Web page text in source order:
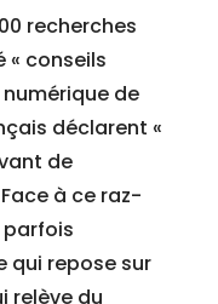
recherches
conseils
de
déclarent «
de
à ce raz-
qui repose sur
relève du